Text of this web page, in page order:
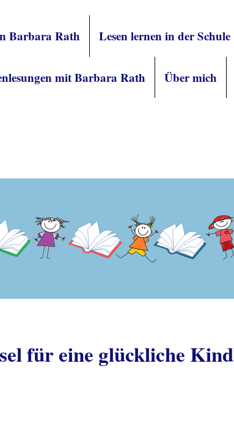
Barbara Rath Lesen lernen in der Schule
mit Barbara Rath Über mich
für eine glückliche